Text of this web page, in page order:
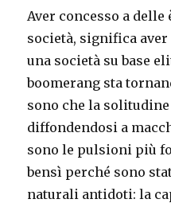
Aver concesso a
società, significa
una società su base
boomerang sta
sono che la
diffondendosi a
sono le pulsioni più
bensì perché sono
naturali antidoti: la